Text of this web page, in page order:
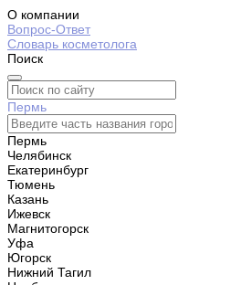
О компании
Вопрос-Ответ
Словарь косметолога
Поиск
Пермь
Пермь
Челябинск
Екатеринбург
Тюмень
Казань
Ижевск
Магнитогорск
Уфа
Югорск
Нижний Тагил